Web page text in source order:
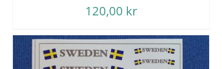
120,00 kr